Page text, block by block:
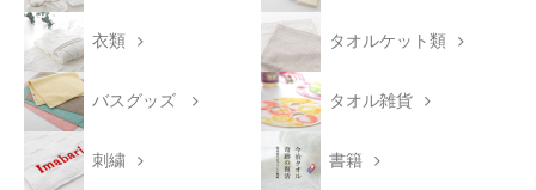
衣類 タオルケット類
バスグッズ タオル雑貨
刺繍 書籍